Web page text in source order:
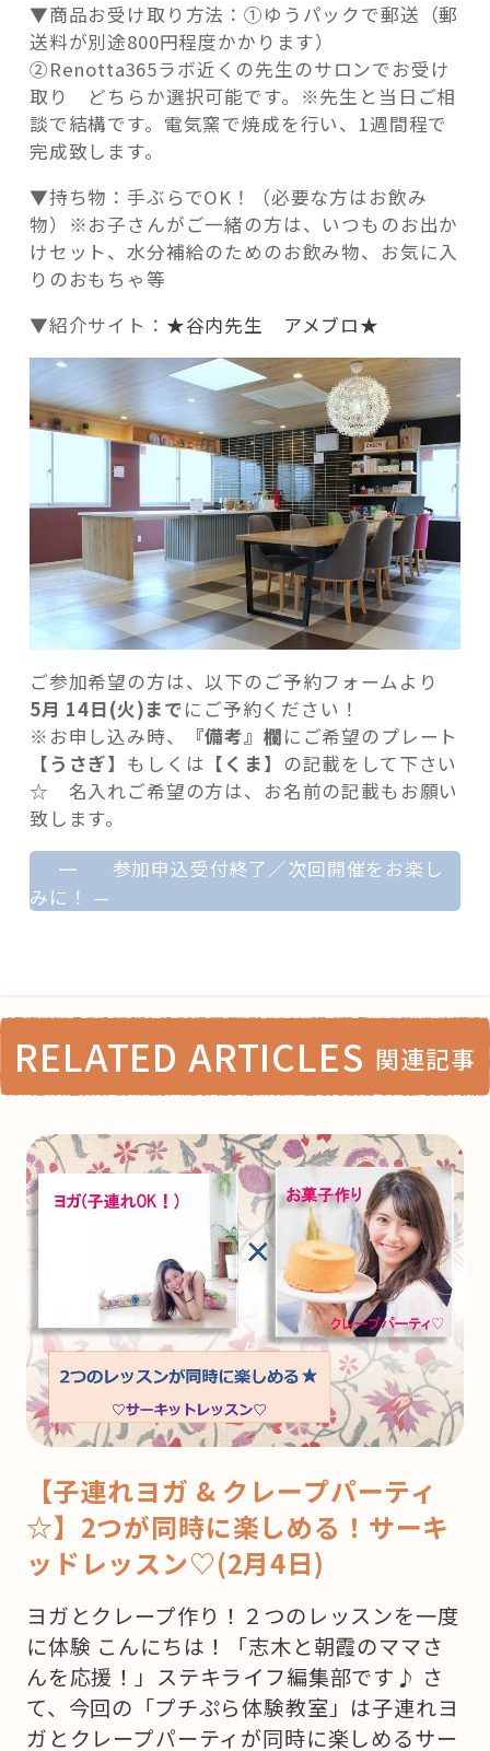
▼商品お受け取り方法：①ゆうパックで郵送（郵
送料が別途800円程度かかります）
②Renotta365ラボ近くの先生のサロンでお受け
取り どちらか選択可能です。※先生と当日ご相
談で結構です。電気窯で焼成を行い、1週間程で
完成致します。
▼持ち物：手ぶらでOK！（必要な方はお飲み
物）※お子さんがご一緒の方は、いつものお出か
けセット、水分補給のためのお飲み物、お気に入
りのおもちゃ等
▼紹介サイト： ★谷内先生 アメブロ★
ご参加希望の方は、以下のご予約フォームより
5月 14日(火)までにご予約ください！
※お申し込み時、
『備考』欄にご希望のプレート
【うさぎ】もしくは【 くま】の記載をして下さい
☆ 名入れご希望の方は、お名前の記載もお願い
致します。
—
参加申込受付終了／次回開催をお楽し
みに！ —
RELATED ARTICLES 関連記事
【子連れヨガ & クレープパーティ
☆】2つが同時に楽しめる！サーキ
ッドレッスン♡(2月4日)
ヨガとクレープ作り！２つのレッスンを一度
に体験 こんにちは！「志木と朝霞のママさ
んを応援！」ステキライフ編集部です♪ さ
て、今回の「プチぷら体験教室」は子連れヨ
ガとクレープパーティが同時に楽しめるサー